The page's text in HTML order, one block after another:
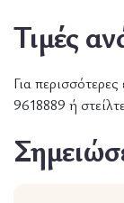
Τιμές
Για
9618889 ή